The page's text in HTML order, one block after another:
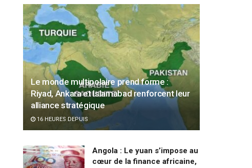
Le monde multipolaire prend forme :
Riyad, Ankara et Islamabad renforcent leur
alliance stratégique
16 HEURES DEPUIS
Angola : Le yuan s’impose au
cœur de la finance africaine,